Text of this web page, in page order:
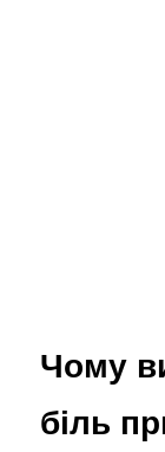
Чому
біль